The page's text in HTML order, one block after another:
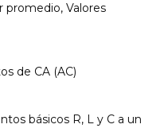
promedio, Valores
de CA (AC)
básicos R, L y C a un